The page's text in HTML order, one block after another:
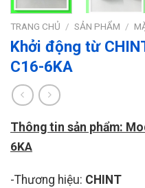
TRANG CHỦ / SẢN PHẨM /
Khởi động từ
C16-6KA
Thông tin sản phẩm:
6KA
-Thương hiệu: CHINT